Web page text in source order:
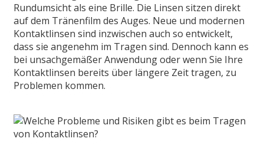
Rundumsicht als eine Brille. Die Linsen sitzen direkt
auf dem Tränenfilm des Auges. Neue und modernen
Kontaktlinsen sind inzwischen auch so entwickelt,
dass sie angenehm im Tragen sind. Dennoch kann es
bei unsachgemäßer Anwendung oder wenn Sie Ihre
Kontaktlinsen bereits über längere Zeit tragen, zu
Problemen kommen.